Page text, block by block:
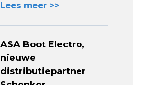
Lees meer >>
ASA Boot Electro,
nieuwe
distributiepartner